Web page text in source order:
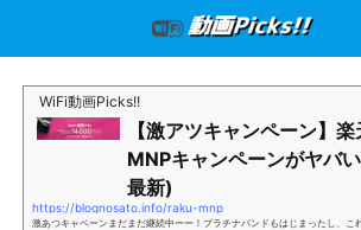
WiFi動画Picks!!
【激アツキャンペーン】
MNPキャンペーンがヤバ
最新)
https://blognosato.info/raku-mnp
激あつキャペーンまだまだ継続中ーー！プラチナバンドもはじまったし、こ